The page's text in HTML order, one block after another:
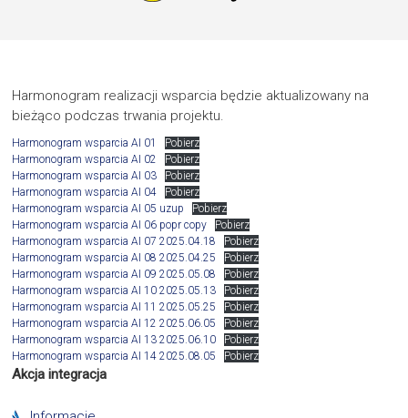
Harmonogram realizacji wsparcia będzie aktualizowany na
bieżąco podczas trwania projektu.
Harmonogram wsparcia AI 01
Pobierz
Harmonogram wsparcia AI 02
Pobierz
Harmonogram wsparcia AI 03
Pobierz
Harmonogram wsparcia AI 04
Pobierz
Harmonogram wsparcia AI 05 uzup
Pobierz
Harmonogram wsparcia AI 06 popr copy
Pobierz
Harmonogram wsparcia AI 07 2025.04.18
Pobierz
Harmonogram wsparcia AI 08 2025.04.25
Pobierz
Harmonogram wsparcia AI 09 2025.05.08
Pobierz
Harmonogram wsparcia AI 10 2025.05.13
Pobierz
Harmonogram wsparcia AI 11 2025.05.25
Pobierz
Harmonogram wsparcia AI 12 2025.06.05
Pobierz
Harmonogram wsparcia AI 13 2025.06.10
Pobierz
Harmonogram wsparcia AI 14 2025.08.05
Pobierz
Akcja integracja